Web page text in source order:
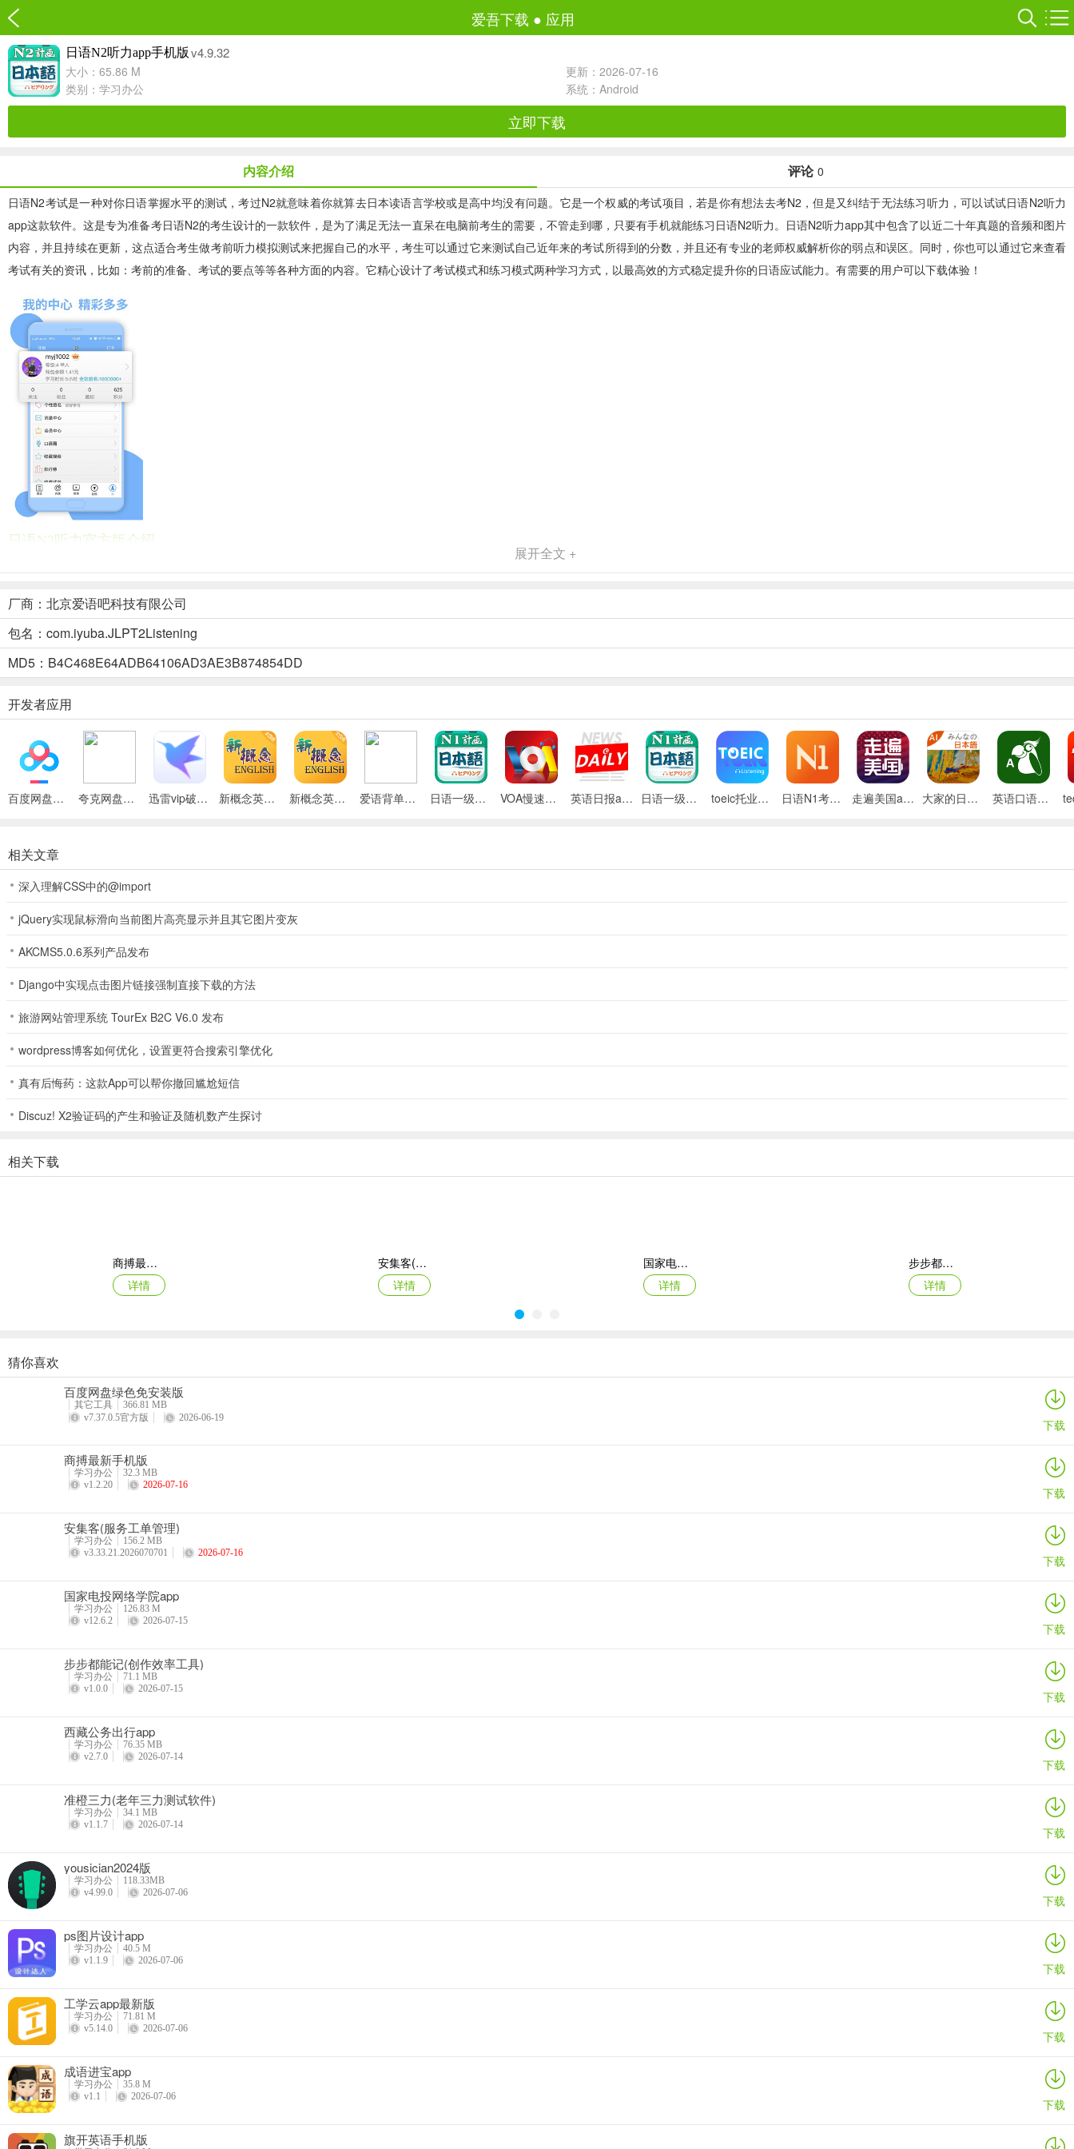
爱吾下载 ● 应用
日语N2听力app手机版 v4.9.32
大小：65.86 M
更新：2026-07-16
类别： 学习办公 系统：Android
立即下载
内容介绍 评论 0
日语N2考试是一种对你日语掌握水平的测试，考过N2就意味着你就算去日本读语言学校或是高中均没有问题。它是一个权威的考试项目，若是你有想法去考N2，但是又纠结于无法练习听力，可以试试日语N2听力
app这款软件。这是专为准备考日语N2的考生设计的一款软件，是为了满足无法一直呆在电脑前考生的需要，不管走到哪，只要有手机就能练习日语N2听力。日语N2听力app其中包含了以近二十年真题的音频和图片
内容，并且持续在更新，这点适合考生做考前听力模拟测试来把握自己的水平，考生可以通过它来测试自己近年来的考试所得到的分数，并且还有专业的老师权威解析你的弱点和误区。同时，你也可以通过它来查看
考试有关的资讯，比如：考前的准备、考试的要点等等各种方面的内容。它精心设计了考试模式和练习模式两种学习方式，以最高效的方式稳定提升你的日语应试能力。有需要的用户可以下载体验！
日语N2听力官方版介绍
3、资讯，词汇语法、语法解析等考前复习的东西应有尽有，只要去看去了解就能知晓历年来考试的重点。
4、收藏，将你在练习中遇到不清楚或理解错误的单词、语句记录下来，考前能够针对性进行复习。
5、设置，通过对软件设置修改，让软件来配合你的习惯，得到更好的训练环境。另有账号管理，成绩查询等各项功能。
软件优势
1、单词天地，这里收录了日语学习的全部单词；
4、课程多样，日语语法、听力、翻译课程应有尽有；
5、海量题库，日语N2考试的历年真题这都有；
7、分类精准，全部的课程、视频完美各归其位；
8、好友管理，随时可以添加新的好友、好的名师。
v4.9.32版本
修复了一些BUG。
展开全文 +
厂商：北京爱语吧科技有限公司
包名：com.iyuba.JLPT2Listening
MD5：B4C468E64ADB64106AD3AE3B874854DD
开发者应用
百度网盘绿色免安装Pc电脑版 夸克网盘官方正式版 迅雷vip破解版永久会员2024版 新概念英语全四册app 新概念英语全四册免费版 爱语背单词app 日语一级听力最新版 VOA慢速英语app 英语日报app 日语一级听力官方版 toeic托业听力app 日语N1考试官软件 走遍美国app 大家的日语电子版 英语口语秀app
相关文章
深入理解CSS中的@import
jQuery实现鼠标滑向当前图片高亮显示并且其它图片变灰
AKCMS5.0.6系列产品发布
Django中实现点击图片链接强制直接下载的方法
旅游网站管理系统 TourEx B2C V6.0 发布
wordpress博客如何优化，设置更符合搜索引擎优化
真有后悔药：这款App可以帮你撤回尴尬短信
Discuz! X2验证码的产生和验证及随机数产生探讨
相关下载
商搏最新手机版
详情
安集客(服务工单管理)
详情
国家电投网络学院app
详情
步步都能记(创作效率工具)
详情
西藏公务出行app
详情
准橙三力(老年三力测试软件)
绿联私有云官方版
智能廊下莲湘客户端
猜你喜欢
百度网盘绿色免安装版
其它工具
366.81 MB
v7.37.0.5官方版
2026-06-19 下载
商搏最新手机版
学习办公
32.3 MB
v1.2.20
2026-07-16 下载
安集客(服务工单管理)
学习办公
156.2 MB
v3.33.21.2026070701
2026-07-16 下载
国家电投网络学院app
学习办公
126.83 M
v12.6.2
2026-07-15 下载
步步都能记(创作效率工具)
学习办公
71.1 MB
v1.0.0
2026-07-15 下载
西藏公务出行app
学习办公
76.35 MB
v2.7.0
2026-07-14 下载
准橙三力(老年三力测试软件)
学习办公
34.1 MB
v1.1.7
2026-07-14 下载
yousician2024版
学习办公
118.33MB
v4.99.0
2026-07-06 下载
ps图片设计app
学习办公
40.5 M
v1.1.9
2026-07-06 下载
工学云app最新版
学习办公
71.81 M
v5.14.0
2026-07-06 下载
成语进宝app
学习办公
35.8 M
v1.1
2026-07-06 下载
旗开英语手机版